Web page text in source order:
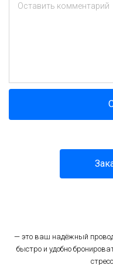
Оставить комментарий
— это ваш надёжный
быстро и удобно